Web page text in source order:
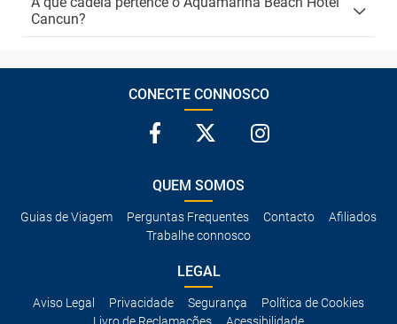
Cancun?
CONECTE CONNOSCO
QUEM SOMOS
Guias de Viagem Perguntas Frequentes Contacto
Afiliados
Trabalhe connosco
LEGAL
Aviso Legal Privacidade Segurança
Política de Cookies